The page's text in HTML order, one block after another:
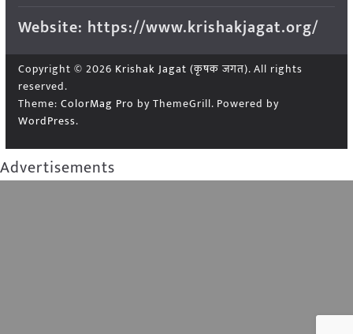
Website: https://www.krishakjagat.org/
Copyright © 2026 Krishak Jagat (कृषक जगत). All rights
reserved.
Theme: ColorMag Pro by ThemeGrill. Powered by
WordPress.
Advertisements